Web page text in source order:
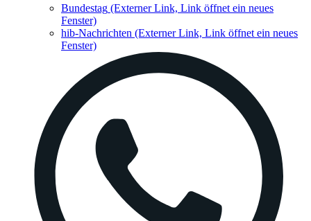
Bundestag (Externer Link, Link öffnet ein neues
Fenster)
hib-Nachrichten (Externer Link, Link öffnet ein neues
Fenster)